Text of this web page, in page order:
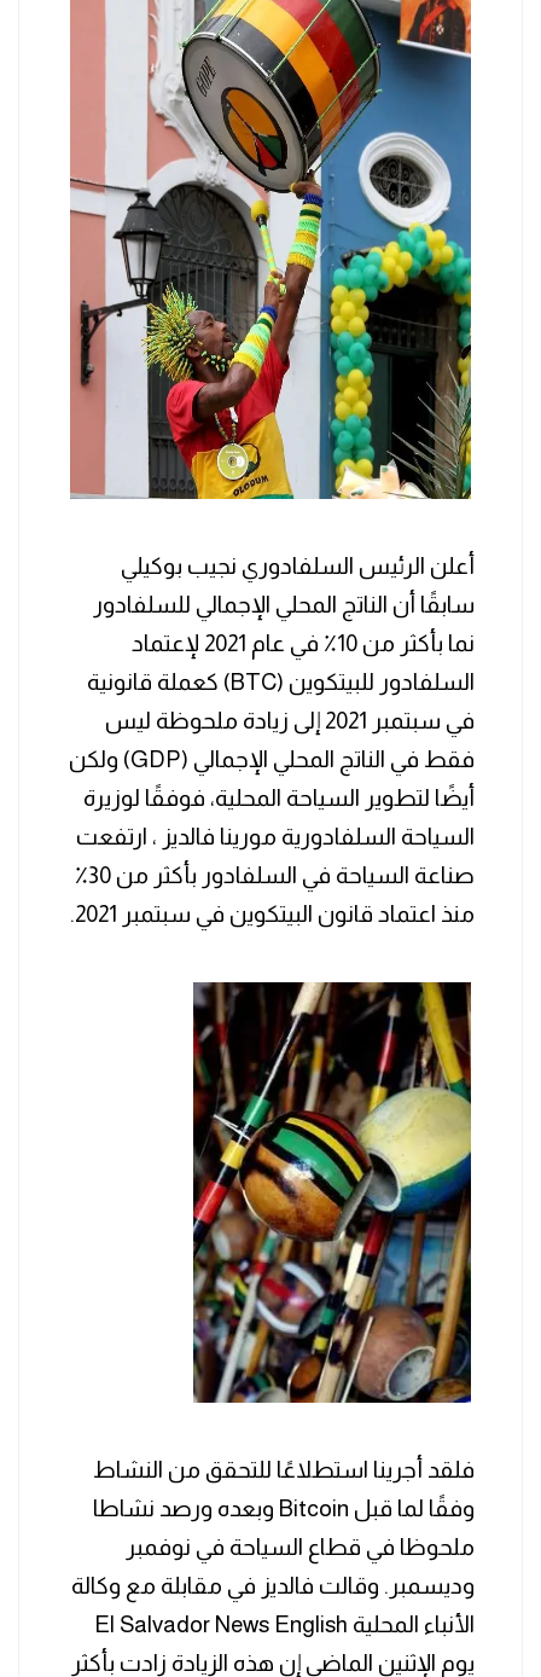
أعلن الرئيس السلفادوري نجيب بوكيلي
سابقًا أن الناتج المحلي الإجمالي للسلفادور
نما بأكثر من 10٪ في عام 2021 لإعتماد
السلفادور للبيتكوين (BTC) كعملة قانونية
في سبتمبر 2021 إلى زيادة ملحوظة ليس
فقط في الناتج المحلي الإجمالي (GDP) ولكن
أيضًا لتطوير السياحة المحلية، فوفقًا لوزيرة
السياحة السلفادورية مورينا فالديز ، ارتفعت
صناعة السياحة في السلفادور بأكثر من 30٪
منذ اعتماد قانون البيتكوين في سبتمبر 2021.
فلقد أجرينا استطلاعًا للتحقق من النشاط
وفقًا لما قبل Bitcoin وبعده ورصد نشاطا
ملحوظا في قطاع السياحة في نوفمبر
وديسمبر. وقالت فالديز في مقابلة مع وكالة
الأنباء المحلية El Salvador News English
يوم الإثنين الماضى إن هذه الزيادة زادت بأكثر